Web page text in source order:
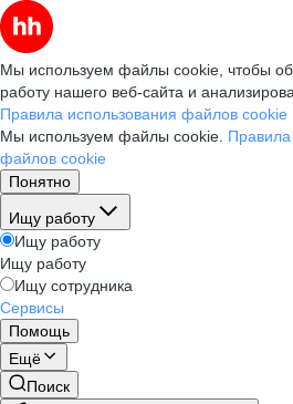
Мы используем файлы cookie, чтобы
работу нашего веб-сайта и
Правила использования файлов cookie
Мы используем файлы cookie. Правила
файлов cookie
Понятно
Ищу работу
Ищу работу
Ищу работу
Ищу сотрудника
Сервисы
Помощь
Ещё
Поиск